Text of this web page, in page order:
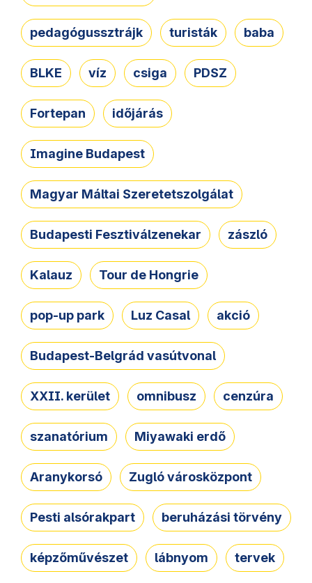
pedagógussztrájk turisták baba
BLKE víz csiga PDSZ
Fortepan időjárás
Imagine Budapest
Magyar Máltai Szeretetszolgálat
Budapesti Fesztiválzenekar zászló
Kalauz Tour de Hongrie
pop-up park Luz Casal akció
Budapest-Belgrád vasútvonal
XXII. kerület omnibusz cenzúra
szanatórium Miyawaki erdő
Aranykorsó Zugló városközpont
Pesti alsórakpart beruházási törvény
képzőművészet lábnyom tervek